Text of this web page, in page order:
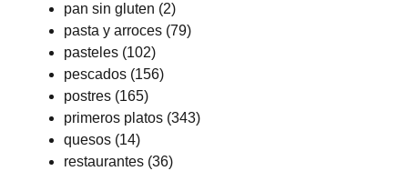
pan sin gluten (2)
pasta y arroces (79)
pasteles (102)
pescados (156)
postres (165)
primeros platos (343)
quesos (14)
restaurantes (36)